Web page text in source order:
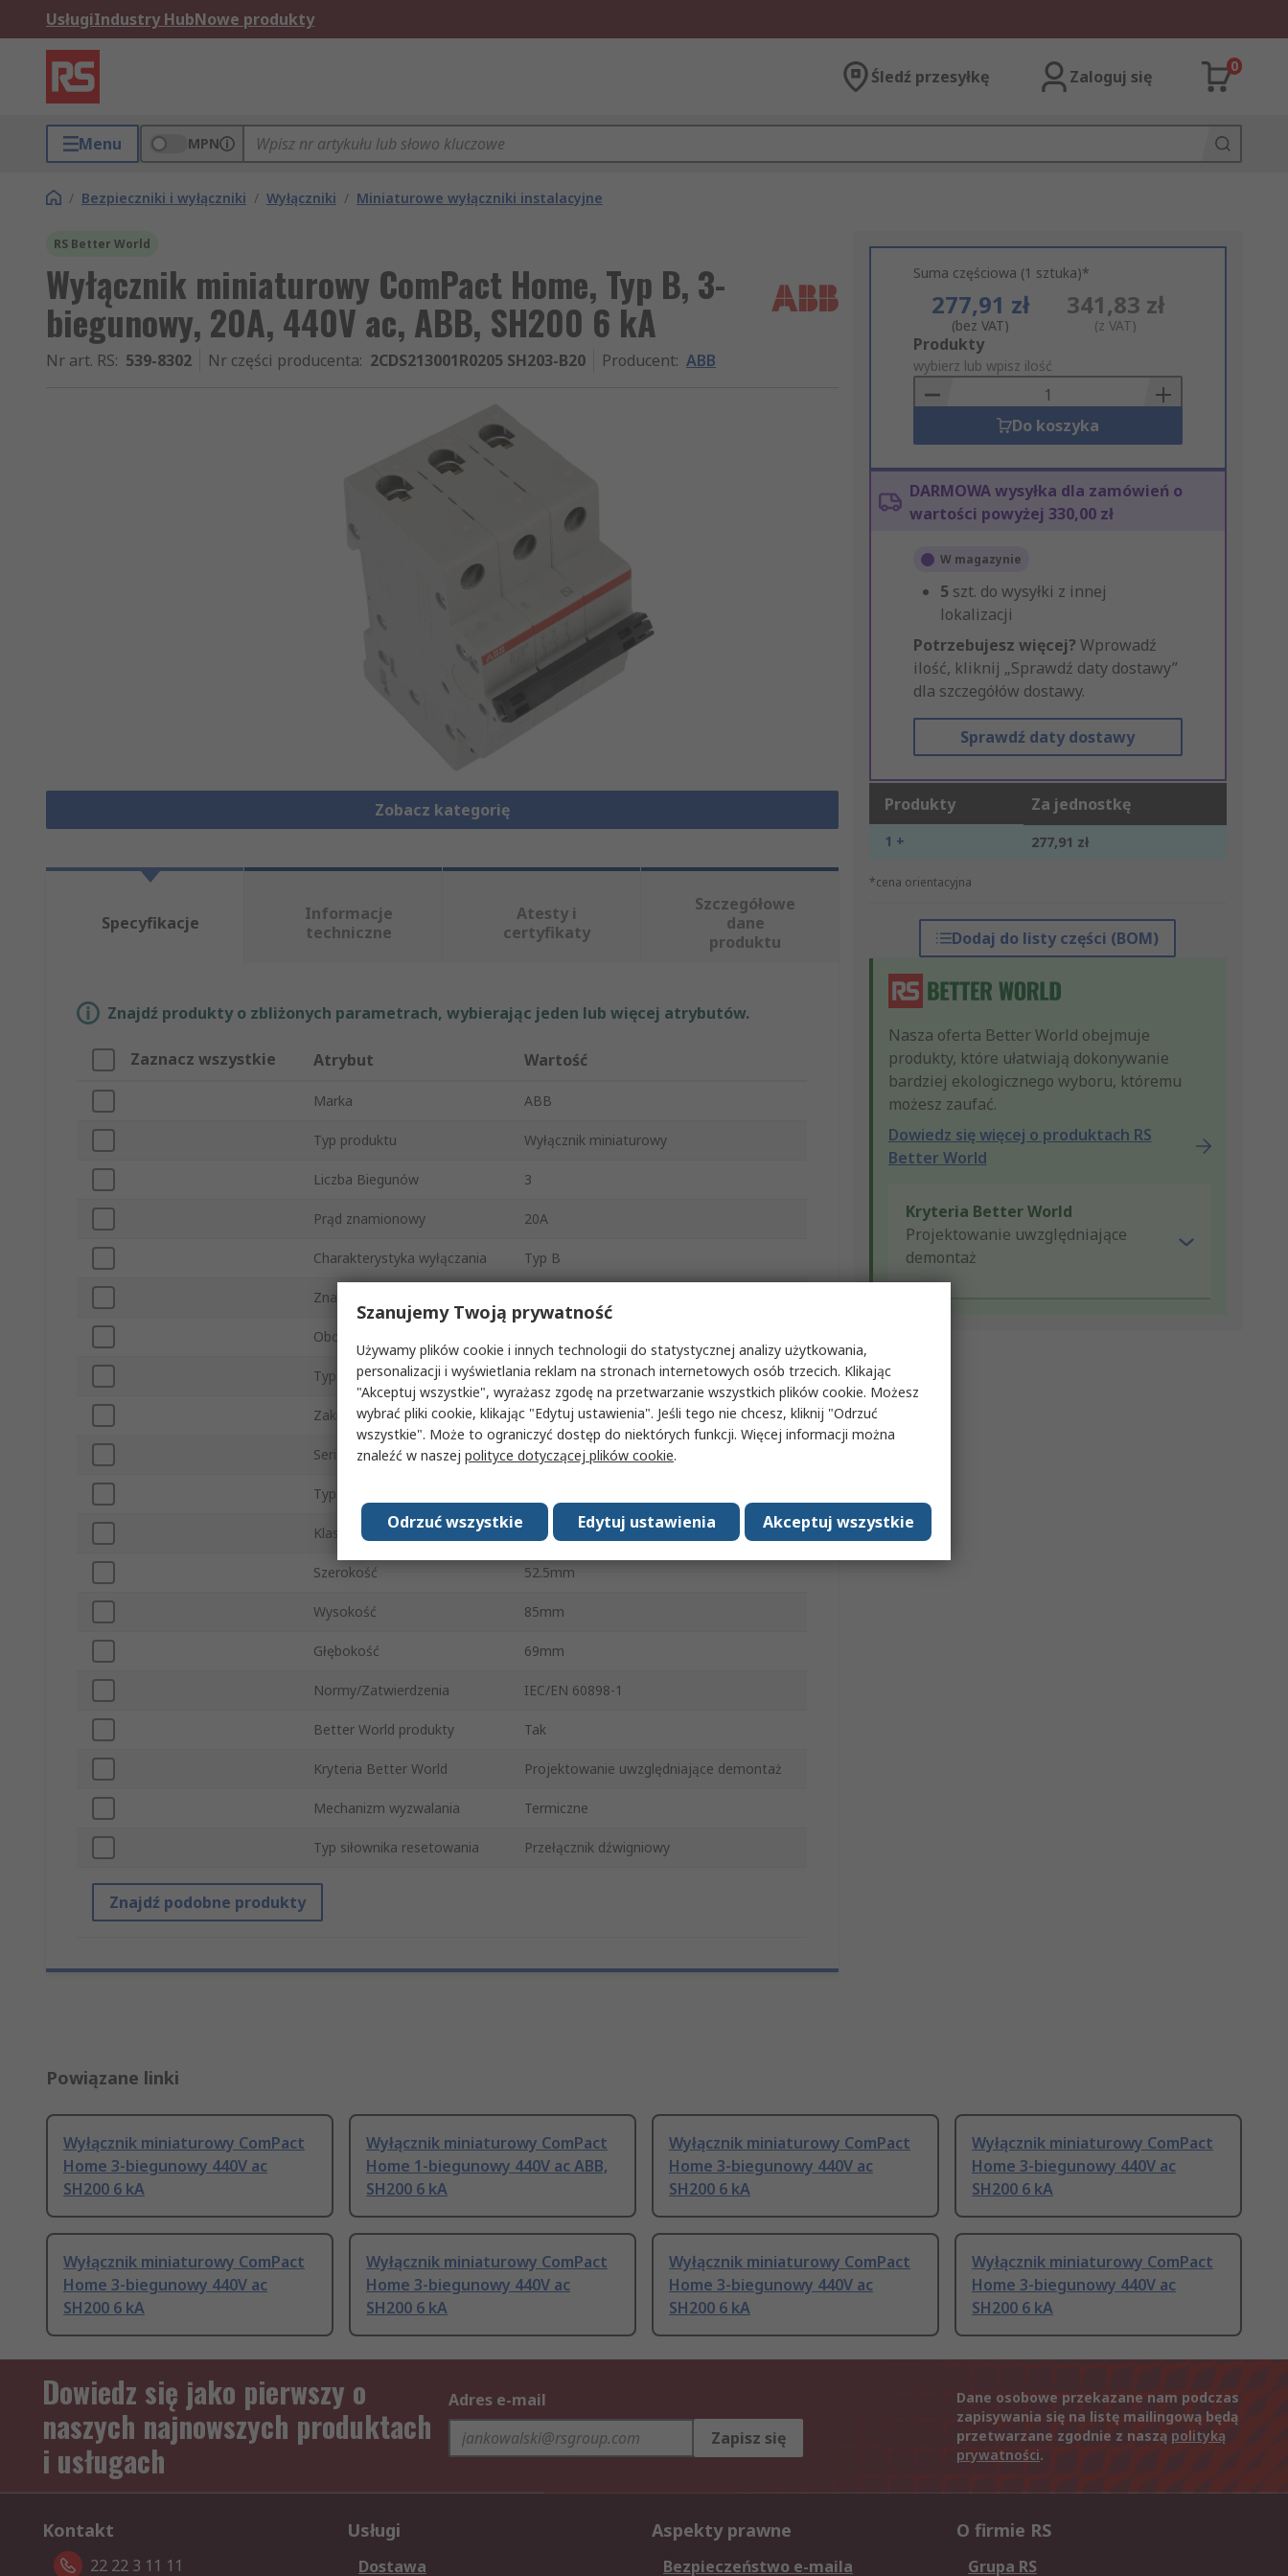
UsługiIndustry HubNowe produkty
Śledź przesyłkę Zaloguj się
0
Menu MPN
/ Bezpieczniki i wyłączniki / Wyłączniki / Miniaturowe wyłączniki instalacyjne
RS Better World
Wyłącznik miniaturowy ComPact Home, Typ B, 3-
biegunowy, 20A, 440V ac, ABB, SH200 6 kA
Nr art. RS: 539-8302 Nr części producenta: 2CDS213001R0205 SH203-B20 Producent: ABB
Zobacz kategorię
Suma częściowa (1 sztuka)*
277,91 zł
(bez VAT)
341,83 zł
(z VAT)
Add
to
Basket
Produkty
wybierz lub wpisz ilość
Do koszyka
DARMOWA wysyłka dla zamówień o
wartości powyżej 330,00 zł
W magazynie
5 szt. do wysyłki z innej
lokalizacji
Potrzebujesz więcej? Wprowadź
ilość, kliknij „Sprawdź daty dostawy”
dla szczegółów dostawy.
Sprawdź daty dostawy
Produkty Za jednostkę
1 + 277,91 zł
*cena orientacyjna
Dodaj do listy części (BOM)
Nasza oferta Better World obejmuje
produkty, które ułatwiają dokonywanie
bardziej ekologicznego wyboru, któremu
możesz zaufać.
Dowiedz się więcej o produktach RS
Better World
Kryteria Better World
Projektowanie uwzględniające
demontaż
Specyfikacje
Informacje
techniczne
Atesty i
certyfikaty
Szczegółowe
dane
produktu
Znajdź produkty o zbliżonych parametrach, wybierając jeden lub więcej atrybutów.
Zaznacz wszystkie Atrybut Wartość
Marka ABB
Typ produktu Wyłącznik miniaturowy
Liczba Biegunów 3
Prąd znamionowy 20A
Charakterystyka wyłączania Typ B
Znamionowe napięcie AC
Obciążalność wyłącznika
Typ montażu Szyna DIN
Zakres ComPact Home
Seria SH200
Typ złącza
Klasa IP IP20
Szerokość 52.5mm
Wysokość 85mm
Głębokość 69mm
Normy/Zatwierdzenia IEC/EN 60898-1
Better World produkty Tak
Kryteria Better World Projektowanie uwzględniające demontaż
Mechanizm wyzwalania Termiczne
Typ siłownika resetowania Przełącznik dźwigniowy
Znajdź podobne produkty
Powiązane linki
Wyłącznik miniaturowy ComPact
Home 3-biegunowy 440V ac
SH200 6 kA
Wyłącznik miniaturowy ComPact
Home 1-biegunowy 440V ac ABB,
SH200 6 kA
Wyłącznik miniaturowy ComPact
Home 3-biegunowy 440V ac
SH200 6 kA
Wyłącznik miniaturowy ComPact
Home 3-biegunowy 440V ac
SH200 6 kA
Wyłącznik miniaturowy ComPact
Home 3-biegunowy 440V ac
SH200 6 kA
Wyłącznik miniaturowy ComPact
Home 3-biegunowy 440V ac
SH200 6 kA
Wyłącznik miniaturowy ComPact
Home 3-biegunowy 440V ac
SH200 6 kA
Wyłącznik miniaturowy ComPact
Home 3-biegunowy 440V ac
SH200 6 kA
Dowiedz się jako pierwszy o
naszych najnowszych produktach
i usługach
Adres e-mail
Zapisz się
Dane osobowe przekazane nam podczas
zapisywania się na listę mailingową będą
przetwarzane zgodnie z naszą polityką
prywatności.
Kontakt
22 22 3 11 11
Usługi
Dostawa
Aspekty prawne
Bezpieczeństwo e-maila
O firmie RS
Grupa RS
Szanujemy Twoją prywatność
Używamy plików cookie i innych technologii do statystycznej analizy użytkowania,
personalizacji i wyświetlania reklam na stronach internetowych osób trzecich. Klikając
"Akceptuj wszystkie", wyrażasz zgodę na przetwarzanie wszystkich plików cookie. Możesz
wybrać pliki cookie, klikając "Edytuj ustawienia". Jeśli tego nie chcesz, kliknij "Odrzuć
wszystkie". Może to ograniczyć dostęp do niektórych funkcji. Więcej informacji można
znaleźć w naszej polityce dotyczącej plików cookie.
Akceptuj wszystkie
Edytuj ustawienia
Odrzuć wszystkie